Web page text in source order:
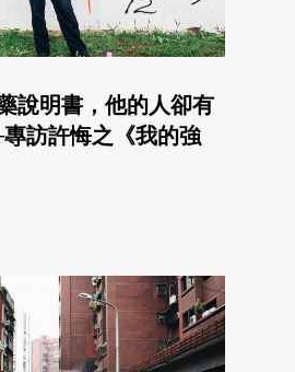
說明書，他的人卻有
訪許悔之《我的強